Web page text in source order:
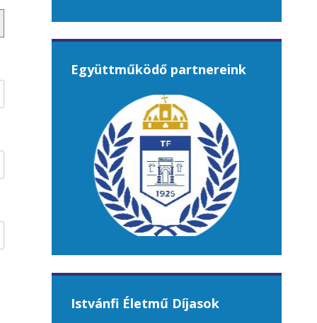
Együttműködő partnereink
Istvánfi Életmű Díjasok